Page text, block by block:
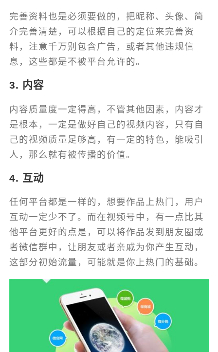
完善资料也是必须要做的，把昵称、头像、简
介完善清楚，可以根据自己的定位来完善资
料，注意千万别包含广告，或者其他违规信
息，这些都是不被平台允许的。
3. 内容
内容质量度一定得高，不管其他因素，内容才
是根本，一定是做好自己的视频内容，只有自
己的视频质量足够高，有一定的特色，能吸引
人，那么就有被传播的价值。
4. 互动
任何平台都是一样的，想要作品上热门，用户
互动一定少不了。而在视频号中，有一点比其
他平台更好的点是，可以将作品发到朋友圈或
者微信群中，让朋友或者亲戚为你产生互动，
这部分初始流量，可能就是你上热门的基础。